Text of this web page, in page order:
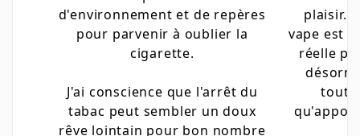
d'environnement et de repères
pour parvenir à oublier la
cigarette.
J'ai conscience que l'arrêt du
tabac peut sembler un doux
rêve lointain pour bon nombre
plaisir.
vape est
réelle